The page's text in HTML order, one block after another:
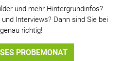
und mehr Hintergrundinfos?
Interviews? Dann sind Sie bei
richtig!
PROBEMONAT